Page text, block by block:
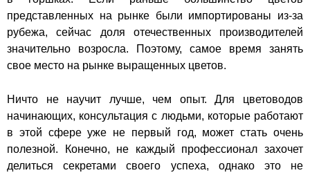
представленных на рынке были импортированы из-за
рубежа, сейчас доля отечественных производителей
значительно возросла. Поэтому, самое время занять
свое место на рынке выращенных цветов.
Ничто не научит лучше, чем опыт. Для цветоводов
начинающих, консультация с людьми, которые работают
в этой сфере уже не первый год, может стать очень
полезной. Конечно, не каждый профессионал захочет
делиться секретами своего успеха, однако это не